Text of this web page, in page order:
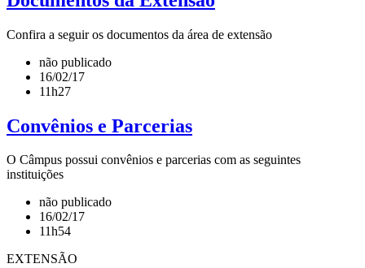
Confira a seguir os documentos da área de extensão
não publicado
16/02/17
11h27
Convênios e Parcerias
O Câmpus possui convênios e parcerias com as seguintes
instituições
não publicado
16/02/17
11h54
EXTENSÃO